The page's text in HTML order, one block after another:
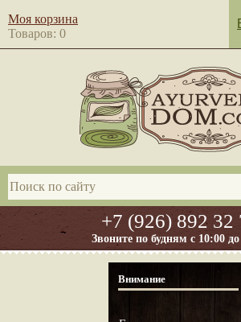
+7 (926) 892 32
Звоните по будням с 10:00
Моя корзина
Товаров: 0
Внимание